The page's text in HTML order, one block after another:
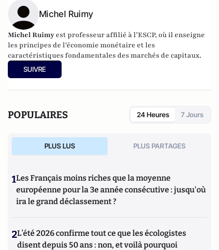
Michel Ruimy
Michel Ruimy est professeur affilié à l’ESCP, où il enseigne
les principes de l’économie monétaire et les
caractéristiques fondamentales des marchés de capitaux.
SUIVRE
POPULAIRES 24 Heures 7 Jours
PLUS LUS PLUS PARTAGES
1Les Français moins riches que la moyenne
européenne pour la 3e année consécutive : jusqu'où
ira le grand déclassement ?
2L’été 2026 confirme tout ce que les écologistes
disent depuis 50 ans : non, et voilà pourquoi